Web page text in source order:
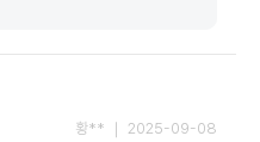
황** ｜ 2025-09-08